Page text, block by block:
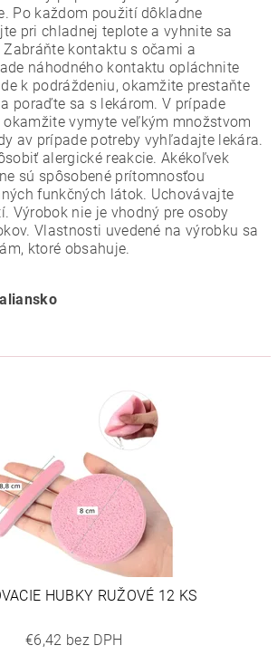
Po každom použití dôkladne
pri chladnej teplote a vyhnite sa
kontaktu s očami a
náhodného kontaktu opláchnite
k podráždeniu, okamžite prestaňte
poraďte sa s lekárom. V prípade
vymyte veľkým množstvom
av prípade potreby vyhľadajte lekára.
alergické reakcie. Akékoľvek
sú spôsobené prítomnosťou
funkčných látok. Uchovávajte
Výrobok nie je vhodný pre osoby
Vlastnosti uvedené na výrobku sa
ktoré obsahuje.
HUBKY RUŽOVÉ 12 KS
€6,42 bez DPH